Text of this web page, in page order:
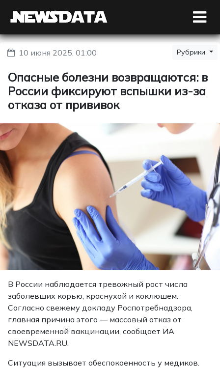
10 июня 2025, 01:00 Рубрики
Опасные болезни возвращаются: в
России фиксируют вспышки из-за
отказа от прививок
В России наблюдается тревожный рост числа
заболевших корью, краснухой и коклюшем.
Согласно свежему докладу Роспотребнадзора,
главная причина этого — массовый отказ от
своевременной вакцинации, сообщает ИА
NEWSDATA.RU.
Ситуация вызывает обеспокоенность у медиков.